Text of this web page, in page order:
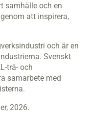
samhälle och en
att inspirera,
och är en
Svenskt
trä- och
samarbete med
2026.